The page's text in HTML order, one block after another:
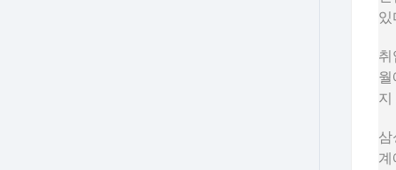
있
취
월
지
삼
계